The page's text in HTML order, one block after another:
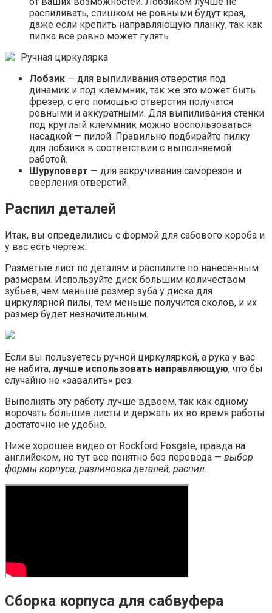
распиливать, слишком не ровными будут края,
даже если крепить направляющую планку, так как
пилка все равно может гулять.
Ручная циркулярка
Лобзик — для выпиливания отверстия под
динамик и под клеммник, так же это может быть
фрезер, с его помощью отверстия получатся
ровными и аккуратными. Для выпиливания стенки
под круглый клеммник можно воспользоваться
насадкой — пилой. Правильно подбирайте пилку
для лобзика в соответствии с выполняемой
работой.
Шуруповерт — для закручивания саморезов и
сверления отверстий.
Распил деталей
Итак, вы определились с формой для сабового короба и
у вас есть чертеж.
Разметьте лист по деталям и распилите по нанесенным
размерам. Используйте диск большим количеством
зубьев, чем меньше размер зуба у диска для
циркулярной пилы, тем меньше получится сколов, и их
размер будет незначительным.
Если вы пользуетесь ручной циркуляркой, а рука у вас
не набита, лучше использовать направляющую, что бы
случайно не «завалить» рез.
Выполнять эту работу лучше вдвоем, так как одному
ворочать большие листы и держать их во время работы
достаточно не удобно.
Ниже хорошее видео от Rockford Fosgate, правда на
английском, но тут все понятно без перевода — выбор
формы корпуса, разлиновка деталей, распил.
Сборка корпуса для сабвуфера